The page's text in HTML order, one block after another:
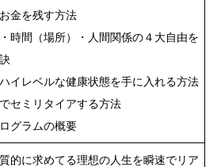
金を残す方法
時間（場所）・人間関係の４大自由を
イレベルな健康状態を手に入れる方法
セミリタイアする方法
グラムの概要
質的に求めてる理想の人生を瞬速でリア